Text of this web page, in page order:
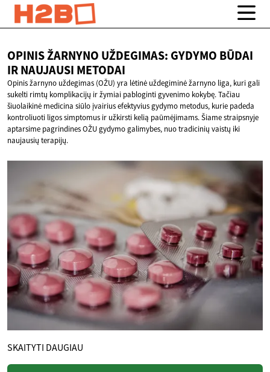
OPINIS ŽARNYNO UŽDEGIMAS: GYDYMO BŪDAI
IRNAUJAUSI METODAI
Opinis žarnyno uždegimas (OŽU) yra lėtinė uždegiminė žarnyno liga, kuri gali
sukelti rimtų komplikacijų ir žymiai pabloginti gyvenimo kokybę. Tačiau
šiuolaikinė medicina siūlo įvairius efektyvius gydymo metodus, kurie padeda
kontroliuoti ligos simptomus ir užkirsti kelią paūmėjimams. Šiame straipsnyje
aptarsime pagrindines OŽU gydymo galimybes, nuo tradicinių vaistų iki
naujausių terapijų.
SKAITYTI DAUGIAU